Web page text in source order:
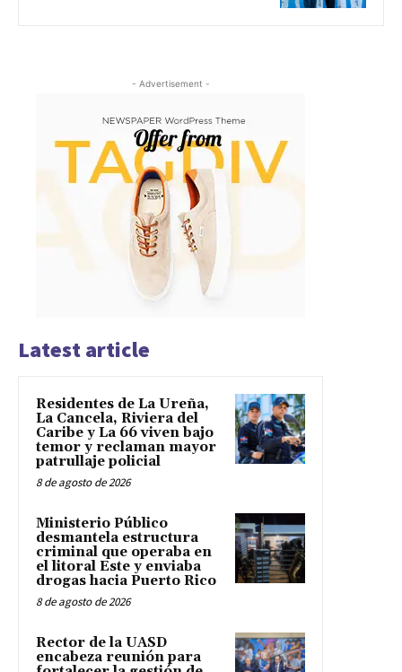
- Advertisement -
Latest article
Residentes de La Ureña,
La Cancela, Riviera del
Caribe y La 66 viven bajo
temor y reclaman mayor
patrullaje policial
8 de agosto de 2026
Ministerio Público
desmantela estructura
criminal que operaba en
el litoral Este y enviaba
drogas hacia Puerto Rico
8 de agosto de 2026
Rector de la UASD
encabeza reunión para